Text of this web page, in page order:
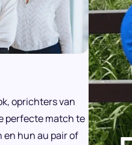
oprichters van
perfecte match te
hun au pair of